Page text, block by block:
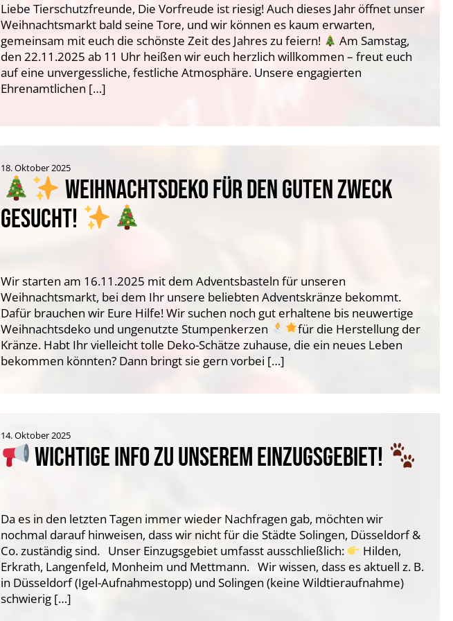
Liebe Tierschutzfreunde, Die Vorfreude ist riesig! Auch dieses Jahr öffnet unser
Weihnachtsmarkt bald seine Tore, und wir können es kaum erwarten,
gemeinsam mit euch die schönste Zeit des Jahres zu feiern!
Am Samstag,
den 22.11.2025 ab 11 Uhr heißen wir euch herzlich willkommen – freut euch
auf eine unvergessliche, festliche Atmosphäre. Unsere engagierten
Ehrenamtlichen […]
18. Oktober 2025
WEIHNACHTSDEKO FÜR DEN GUTEN ZWECK
GESUCHT!
Wir starten am 16.11.2025 mit dem Adventsbasteln für unseren
Weihnachtsmarkt, bei dem Ihr unsere beliebten Adventskränze bekommt.
Dafür brauchen wir Eure Hilfe! Wir suchen noch gut erhaltene bis neuwertige
Weihnachtsdeko und ungenutzte Stumpenkerzen
für die Herstellung der
Kränze. Habt Ihr vielleicht tolle Deko-Schätze zuhause, die ein neues Leben
bekommen könnten? Dann bringt sie gern vorbei […]
14. Oktober 2025
WICHTIGE INFO ZU UNSEREM EINZUGSGEBIET!
Da es in den letzten Tagen immer wieder Nachfragen gab, möchten wir
nochmal darauf hinweisen, dass wir nicht für die Städte Solingen, Düsseldorf &
Co. zuständig sind. Unser Einzugsgebiet umfasst ausschließlich:
Hilden,
Erkrath, Langenfeld, Monheim und Mettmann. Wir wissen, dass es aktuell z. B.
in Düsseldorf (Igel-Aufnahmestopp) und Solingen (keine Wildtieraufnahme)
schwierig […]